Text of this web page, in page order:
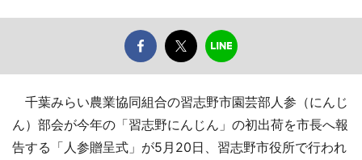
千葉みらい農業協同組合の習志野市園芸部人参（にんじ
ん）部会が今年の「習志野にんじん」の初出荷を市長へ報
告する「人参贈呈式」が5月20日、習志野市役所で行われ